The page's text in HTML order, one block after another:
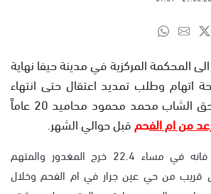
المحكمة المركزية في مدينة حيفا نهاية
اتهام وطلب تمديد اعتقال حتى انتهاء
الاجراءات القضائية بحق الشاب محمد محمود محاميد 20 عاماً
من ام الفحمقبل حوالي الشهر.
وحسب لائحة الاتهام فانه في مساء 22.4 خرج المغدور والمتهم
قريب من حي عين جرار في ام الفحم وخلال